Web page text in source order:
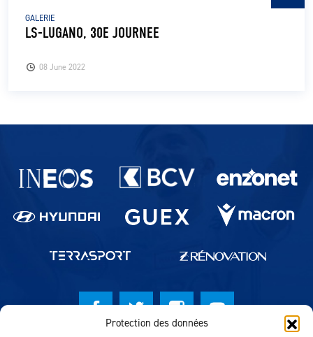
Protection des données
08 June 2022
GALERIE
LS-LUGANO, 30E JOURNEE
Partenaires du lausanne-Sport